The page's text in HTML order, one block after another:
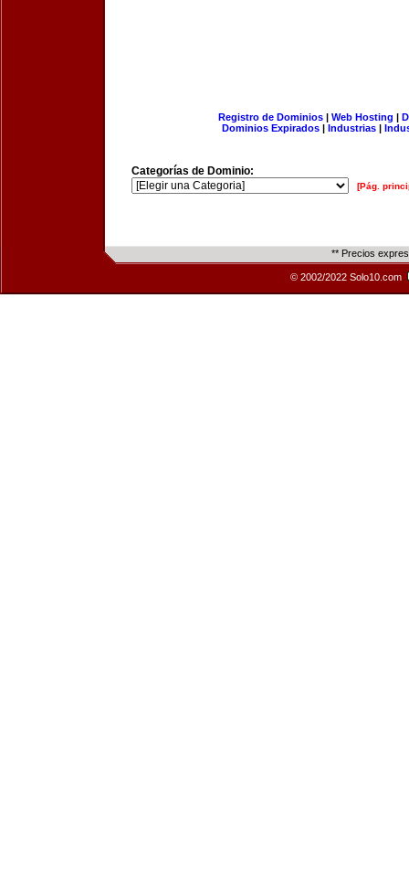
Registro de Dominios| Web Hosting |
Dominios Expirados | Industrias |
Categorías de Dominio:
[Pág.
** Precios
© 2002/2022 Solo10.com